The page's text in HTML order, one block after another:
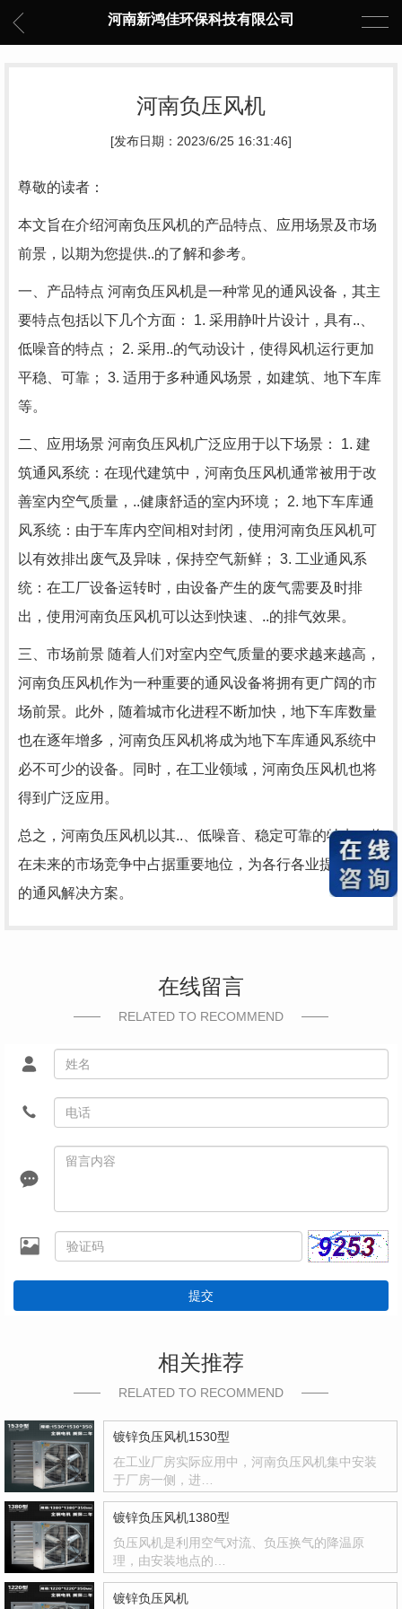
河南新鸿佳环保科技有限公司
河南负压风机
[发布日期：2023/6/25 16:31:46]
尊敬的读者：
本文旨在介绍河南负压风机的产品特点、应用场景及市场
前景，以期为您提供..的了解和参考。
一、产品特点 河南负压风机是一种常见的通风设备，其主
要特点包括以下几个方面： 1. 采用静叶片设计，具有..、
低噪音的特点； 2. 采用..的气动设计，使得风机运行更加
平稳、可靠； 3. 适用于多种通风场景，如建筑、地下车库
等。
二、应用场景 河南负压风机广泛应用于以下场景： 1. 建
筑通风系统：在现代建筑中，河南负压风机通常被用于改
善室内空气质量，..健康舒适的室内环境； 2. 地下车库通
风系统：由于车库内空间相对封闭，使用河南负压风机可
以有效排出废气及异味，保持空气新鲜； 3. 工业通风系
统：在工厂设备运转时，由设备产生的废气需要及时排
出，使用河南负压风机可以达到快速、..的排气效果。
三、市场前景 随着人们对室内空气质量的要求越来越高，
河南负压风机作为一种重要的通风设备将拥有更广阔的市
场前景。此外，随着城市化进程不断加快，地下车库数量
也在逐年增多，河南负压风机将成为地下车库通风系统中
必不可少的设备。同时，在工业领域，河南负压风机也将
得到广泛应用。
总之，河南负压风机以其..、低噪音、稳定可靠的特点，将
在未来的市场竞争中占据重要地位，为各行各业提供有效
的通风解决方案。
在线留言
RELATED TO RECOMMEND
提交
相关推荐
RELATED TO RECOMMEND
镀锌负压风机1530型
在工业厂房实际应用中，河南负压风机集中安装
于厂房一侧，进…
镀锌负压风机1380型
负压风机是利用空气对流、负压换气的降温原
理，由安装地点的…
镀锌负压风机